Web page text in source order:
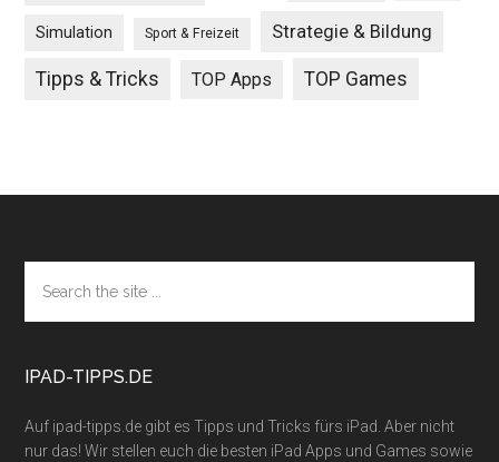
Simulation Sport & Freizeit Strategie & Bildung
Tipps & Tricks TOP Apps TOP Games
Footer
the
site
IPAD-TIPPS.DE
Auf ipad-tipps.de gibt es Tipps und Tricks fürs iPad. Aber nicht
nur das! Wir stellen euch die besten iPad Apps und Games sowie